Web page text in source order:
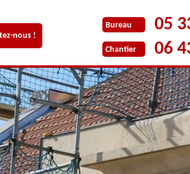
nous !
Bureau 05
Chantier 06